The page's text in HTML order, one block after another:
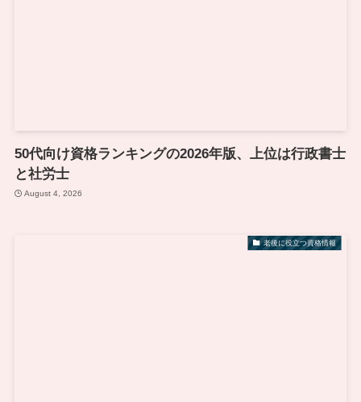
50代向け資格ランキングの2026年版、上位は行政書士
と社労士
August 4, 2026
老後に役立つ資格情報